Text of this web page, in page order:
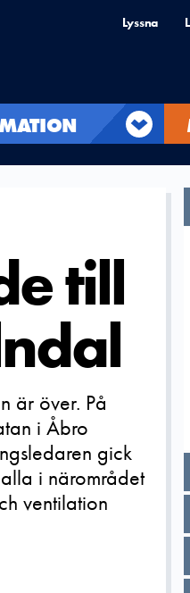
Lyssna
till
är över. På
i Åbro
gick
i närområdet
ventilation